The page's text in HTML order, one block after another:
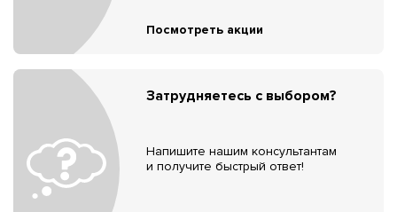
Посмотреть акции
Затрудняетесь с выбором?
Напишите нашим консультантам
и получите быстрый ответ!